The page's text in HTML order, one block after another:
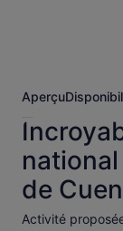
Aperçu
de
Activité